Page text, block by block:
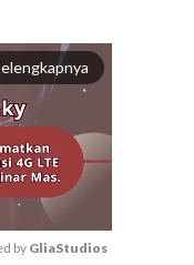
by GliaStudios